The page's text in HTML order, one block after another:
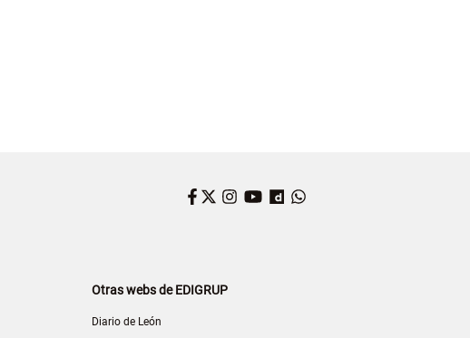
Facebook
Twitter
Instagram
YouTube
Dailymotion
Otras webs de EDIGRUP
Diario de León